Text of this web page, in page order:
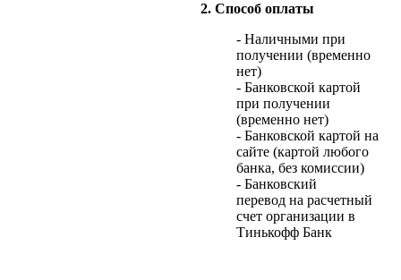
2. Способ оплаты
- Наличными при
получении (временно
нет)
- Банковской картой
при получении
(временно нет)
- Банковской картой на
сайте (картой любого
банка, без комиссии)
- Банковский
перевод на расчетный
счет организации в
Тинькофф Банк